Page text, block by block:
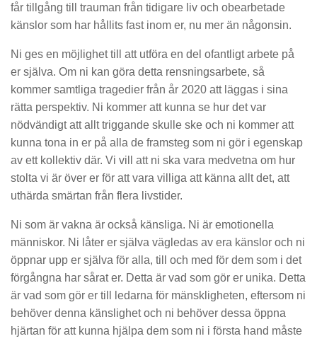
får tillgång till trauman från tidigare liv och obearbetade
känslor som har hållits fast inom er, nu mer än någonsin.
Ni ges en möjlighet till att utföra en del ofantligt arbete på
er själva. Om ni kan göra detta rensningsarbete, så
kommer samtliga tragedier från år 2020 att läggas i sina
rätta perspektiv. Ni kommer att kunna se hur det var
nödvändigt att allt triggande skulle ske och ni kommer att
kunna tona in er på alla de framsteg som ni gör i egenskap
av ett kollektiv där. Vi vill att ni ska vara medvetna om hur
stolta vi är över er för att vara villiga att känna allt det, att
uthärda smärtan från flera livstider.
Ni som är vakna är också känsliga. Ni är emotionella
människor. Ni låter er själva vägledas av era känslor och ni
öppnar upp er själva för alla, till och med för dem som i det
förgångna har sårat er. Detta är vad som gör er unika. Detta
är vad som gör er till ledarna för mänskligheten, eftersom ni
behöver denna känslighet och ni behöver dessa öppna
hjärtan för att kunna hjälpa dem som ni i första hand måste